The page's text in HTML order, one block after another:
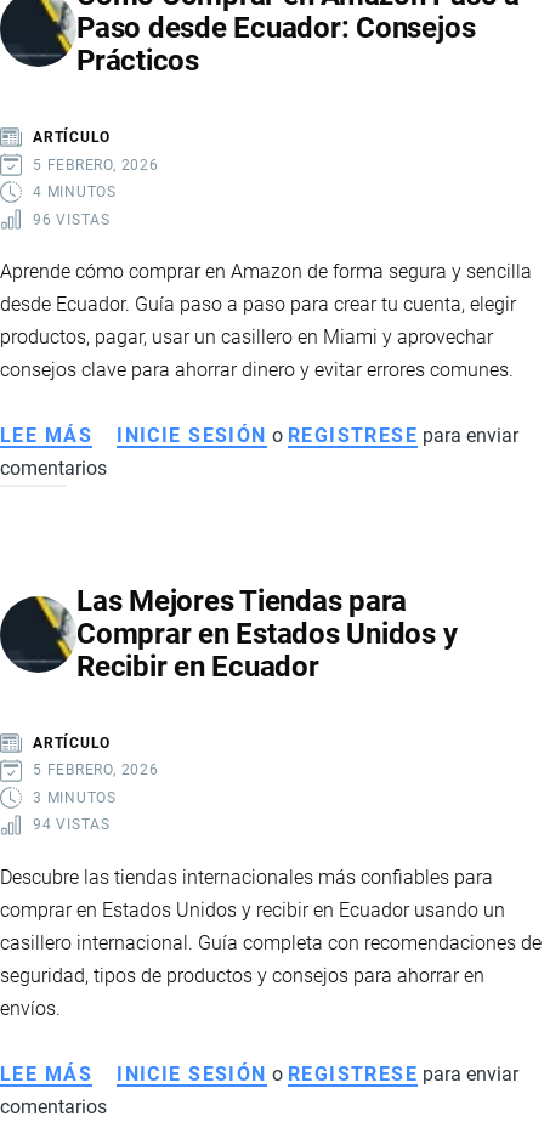
A
ECUADOR
Paso desde Ecuador: Consejos
Prácticos
ARTÍCULO
5 FEBRERO, 2026
4 MINUTOS
96 VISTAS
Aprende cómo comprar en Amazon de forma segura y sencilla
desde Ecuador. Guía paso a paso para crear tu cuenta, elegir
productos, pagar, usar un casillero en Miami y aprovechar
consejos clave para ahorrar dinero y evitar errores comunes.
LEE MÁS SOBRE
CÓMO
PASO
A
PASO
CONSEJOS
PRÁCTICOS
INICIE SESIÓN o REGISTRESE para enviar
comentarios
Las Mejores Tiendas para
Comprar en Estados Unidos y
Recibir en Ecuador
ARTÍCULO
5 FEBRERO, 2026
3 MINUTOS
94 VISTAS
Descubre las tiendas internacionales más confiables para
comprar en Estados Unidos y recibir en Ecuador usando un
casillero internacional. Guía completa con recomendaciones de
seguridad, tipos de productos y consejos para ahorrar en
envíos.
LEE MÁS SOBRE
LAS
INICIE SESIÓN o REGISTRESE para enviar
comentarios